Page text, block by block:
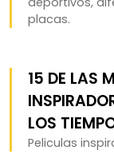
placas.
15 DE LAS
LOS
Peliculas